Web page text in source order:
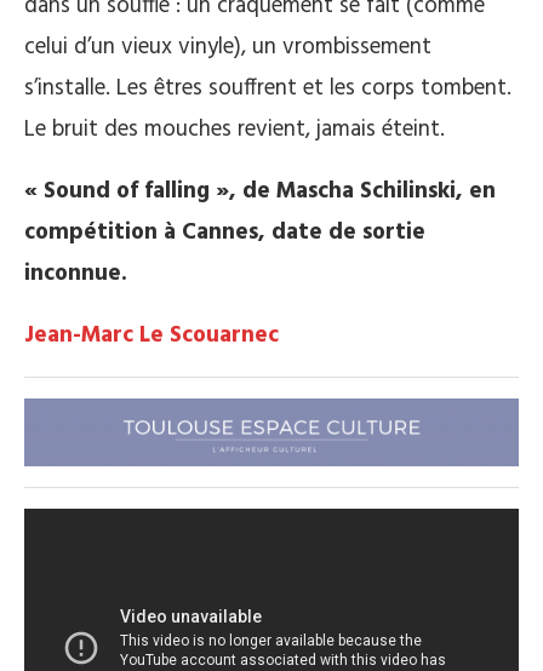
celui d’un vieux vinyle), un vrombissement
s’installe. Les êtres souffrent et les corps tombent.
Le bruit des mouches revient, jamais éteint.
« Sound of falling », de Mascha Schilinski, en
compétition à Cannes, date de sortie
inconnue.
Jean-Marc Le Scouarnec